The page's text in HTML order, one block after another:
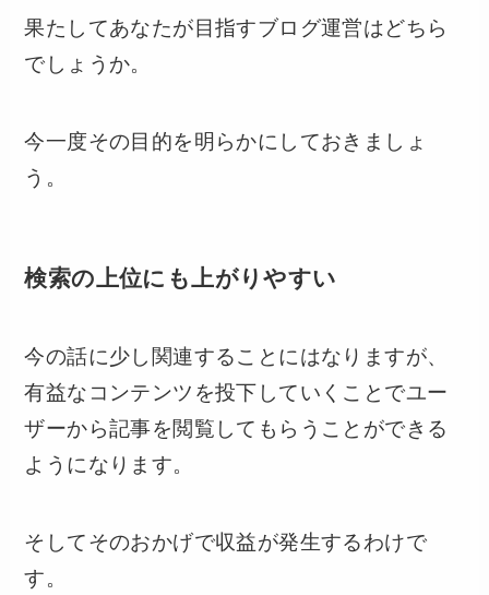
果たしてあなたが目指すブログ運営はどちら
でしょうか。
今一度その目的を明らかにしておきましょ
う。
検索の上位にも上がりやすい
今の話に少し関連することにはなりますが、
有益なコンテンツを投下していくことでユー
ザーから記事を閲覧してもらうことができる
ようになります。
そしてそのおかげで収益が発生するわけで
す。